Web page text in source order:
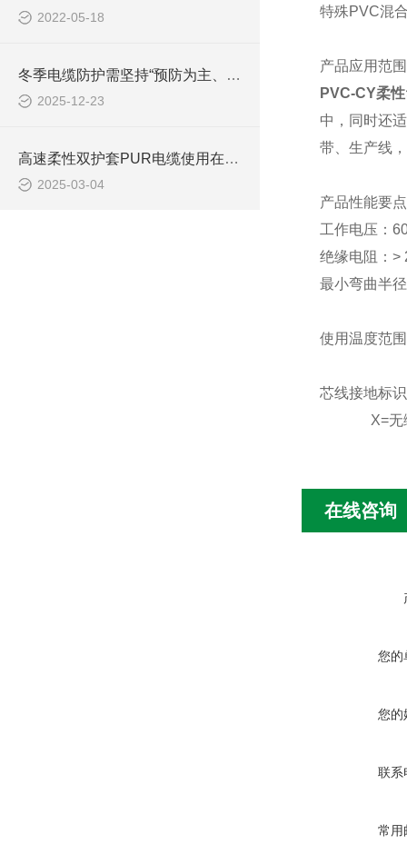
2022-05-18
冬季电缆防护需坚持“预防为主、防治结合”的原则
2025-12-23
高速柔性双护套PUR电缆使用在哪些领域
2025-03-04
特殊PVC混
产品应用范
PVC-CY柔
中，同时还
带、生产线
产品性能要
工作电压：
绝缘电阻： >
最小弯曲半
使用温度范
芯线接地标
X=无绿/
在线咨询
您的
您的
联系
常用